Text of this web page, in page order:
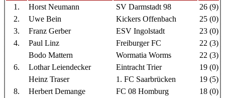
1.
Horst Neumann SV Darmstadt 98
26 (9)
2.
Uwe Bein Kickers Offenbach
25 (0)
3.
Franz Gerber ESV Ingolstadt
23 (0)
4.
Paul Linz Freiburger FC
22 (3)
Bodo Mattern
Wormatia Worms
22 (3)
6.
Lothar Leiendecker Eintracht Trier
19 (0)
Heinz Traser
1. FC Saarbrücken
19 (5)
8.
Herbert Demange FC 08 Homburg
18 (0)